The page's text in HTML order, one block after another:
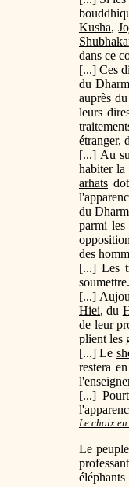
Kusha,
dans ce
[...] Ces
du
auprès
leurs
étranger,
[...] Au
habiter la
arhats
du
parmi les
des
[...] Les
soumettre.
[...]
Hiei, du
de leur
plient les
[...] Le
restera
[...]
Le choix
Le